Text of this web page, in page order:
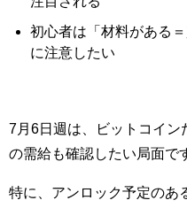
初心者は「材料がある
に注意したい
7月6日週は、ビットコイン
の需給も確認したい局面で
特に、アンロック予定のあ